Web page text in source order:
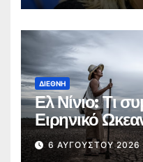
ΔΙΕΘΝΉ
Ελ Νίνιο: Τι
Ειρηνικό
6 ΑΥΓΟΎΣΤΟΥ 2026